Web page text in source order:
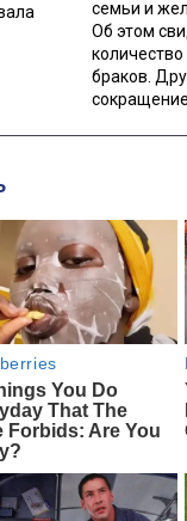
семьи и
Об этом
браков.
сокращение